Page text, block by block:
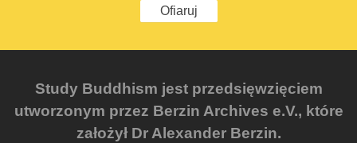
Ofiaruj
Study Buddhism jest przedsięwzięciem
utworzonym przez Berzin Archives e.V., które
założył Dr Alexander Berzin.